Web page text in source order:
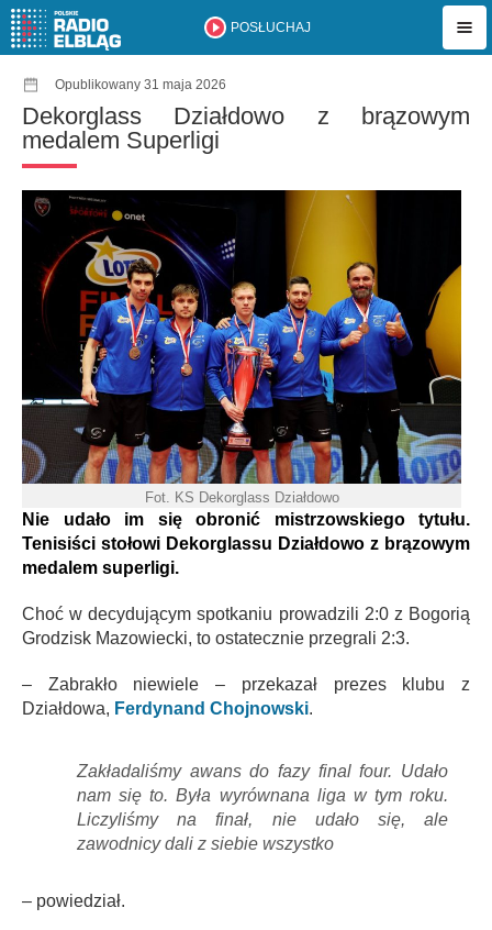
POSŁUCHAJ
Opublikowany 31 maja 2026
Dekorglass Działdowo z brązowym
medalem Superligi
Fot. KS Dekorglass Działdowo
Nie udało im się obronić mistrzowskiego tytułu.
Tenisiści stołowi Dekorglassu Działdowo z brązowym
medalem superligi.
Choć w decydującym spotkaniu prowadzili 2:0 z Bogorią
Grodzisk Mazowiecki, to ostatecznie przegrali 2:3.
– Zabrakło niewiele – przekazał prezes klubu z
Działdowa, Ferdynand Chojnowski.
Zakładaliśmy awans do fazy final four. Udało
nam się to. Była wyrównana liga w tym roku.
Liczyliśmy na finał, nie udało się, ale
zawodnicy dali z siebie wszystko
– powiedział.